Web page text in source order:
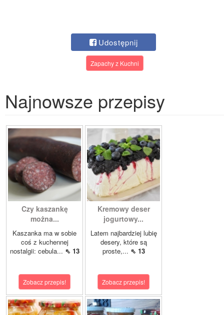
Udostępnij
Zapachy z Kuchni
Najnowsze przepisy
Czy kaszankę
można...
Kaszanka ma w sobie
coś z kuchennej
nostalgii: cebula... ⇖ 13
Zobacz przepis!
Kremowy deser
jogurtowy...
Latem najbardziej lubię
desery, które są
proste,... ⇖ 13
Zobacz przepis!